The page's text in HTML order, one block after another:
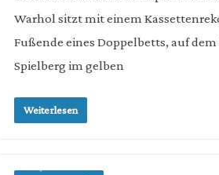
Warhol sitzt mit einem
Fußende eines Doppelbetts, auf dem
Spielberg im gelben
Weiterlesen